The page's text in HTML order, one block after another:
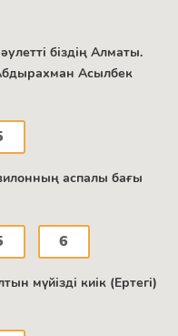
біздің Алматы.
Асылбек
аспалы бағы
6
мүйізді киік (Ертегі)